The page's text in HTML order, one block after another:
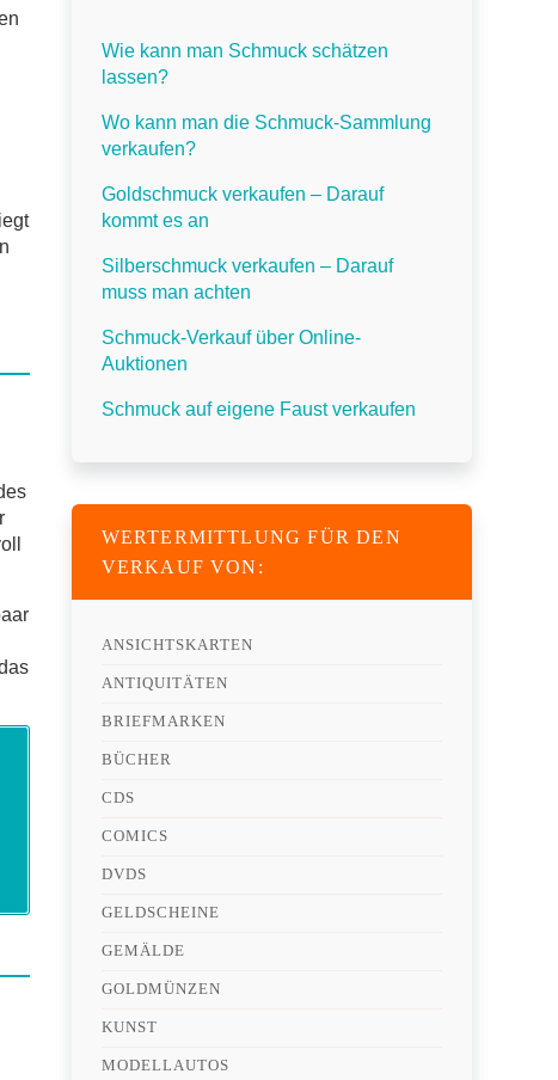
Wie kann man Schmuck schätzen
lassen?
Wo kann man die Schmuck-Sammlung
verkaufen?
Goldschmuck verkaufen – Darauf
kommt es an
Silberschmuck verkaufen – Darauf
muss man achten
Schmuck-Verkauf über Online-
Auktionen
Schmuck auf eigene Faust verkaufen
WERTERMITTLUNG FÜR DEN
VERKAUF VON:
ANSICHTSKARTEN
ANTIQUITÄTEN
BRIEFMARKEN
BÜCHER
CDS
COMICS
DVDS
GELDSCHEINE
GEMÄLDE
GOLDMÜNZEN
KUNST
MODELLAUTOS